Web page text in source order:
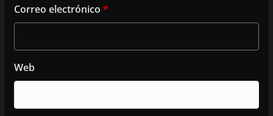
Correo electrónico *
Web